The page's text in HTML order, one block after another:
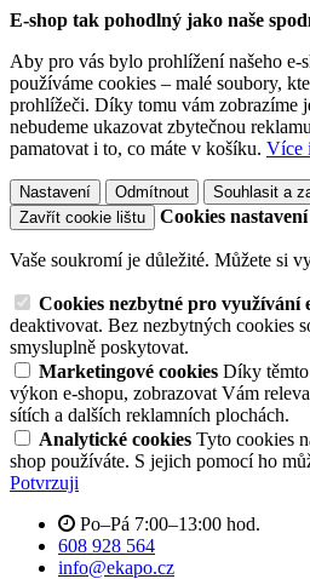
E-shop tak pohodlný jako naše
Aby pro vás bylo prohlížení našeho e-
používáme cookies – malé soubory,
prohlížeči. Díky tomu vám zobrazíme
nebudeme ukazovat zbytečnou
pamatovat i to, co máte v košíku. Více
Nastavení Odmítnout
Souhlasit a
Zavřít cookie lištu
Cookies nastavení
Vaše soukromí je důležité. Můžete si
Cookies nezbytné pro využívání
deaktivovat. Bez nezbytných cookies
smysluplně poskytovat.
Marketingové cookies Díky těmto
výkon e-shopu, zobrazovat Vám
sítích a dalších reklamních plochách.
Analytické cookies Tyto cookies
shop používáte. S jejich pomocí ho
Potvrzuji
Po–Pá 7:00–13:00 hod.
608 928 564
info@ekapo.cz